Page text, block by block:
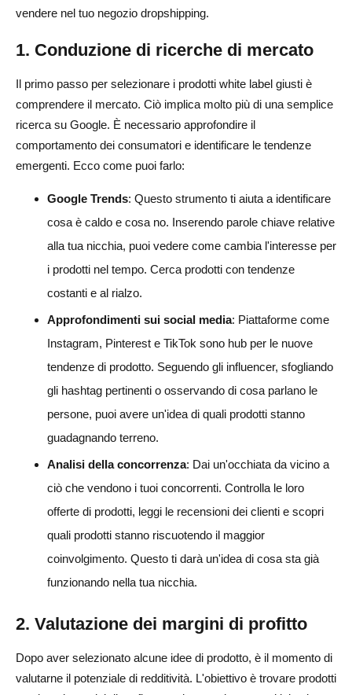
vendere nel tuo negozio dropshipping.
1. Conduzione di ricerche di mercato
Il primo passo per selezionare i prodotti white label giusti è
comprendere il mercato. Ciò implica molto più di una semplice
ricerca su Google. È necessario approfondire il
comportamento dei consumatori e identificare le tendenze
emergenti. Ecco come puoi farlo:
Google Trends: Questo strumento ti aiuta a identificare
cosa è caldo e cosa no. Inserendo parole chiave relative
alla tua nicchia, puoi vedere come cambia l'interesse per
i prodotti nel tempo. Cerca prodotti con tendenze
costanti e al rialzo.
Approfondimenti sui social media: Piattaforme come
Instagram, Pinterest e TikTok sono hub per le nuove
tendenze di prodotto. Seguendo gli influencer, sfogliando
gli hashtag pertinenti o osservando di cosa parlano le
persone, puoi avere un'idea di quali prodotti stanno
guadagnando terreno.
Analisi della concorrenza: Dai un'occhiata da vicino a
ciò che vendono i tuoi concorrenti. Controlla le loro
offerte di prodotti, leggi le recensioni dei clienti e scopri
quali prodotti stanno riscuotendo il maggior
coinvolgimento. Questo ti darà un'idea di cosa sta già
funzionando nella tua nicchia.
2. Valutazione dei margini di profitto
Dopo aver selezionato alcune idee di prodotto, è il momento di
valutarne il potenziale di redditività. L'obiettivo è trovare prodotti